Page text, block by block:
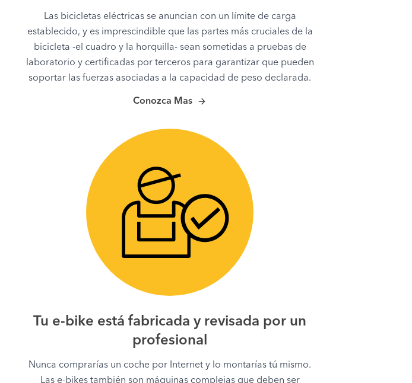
Las bicicletas eléctricas se anuncian con un límite de carga
establecido, y es imprescindible que las partes más cruciales de la
bicicleta -el cuadro y la horquilla- sean sometidas a pruebas de
laboratorio y certificadas por terceros para garantizar que pueden
soportar las fuerzas asociadas a la capacidad de peso declarada.
Conozca Mas
Tu e-bike está fabricada y revisada por un
profesional
Nunca comprarías un coche por Internet y lo montarías tú mismo.
Las e-bikes también son máquinas complejas que deben ser